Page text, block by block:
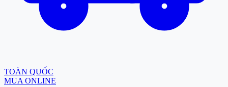
TOÀN QUỐC
MUA ONLINE